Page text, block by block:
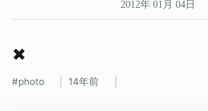
2012年 01月 04日
✖
photo 14年前